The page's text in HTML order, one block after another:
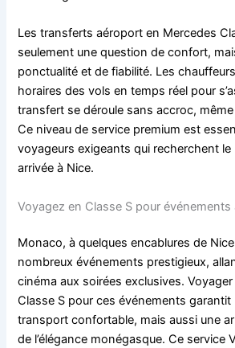
Les transferts aéroport en Mercedes
seulement une question de confort,
ponctualité et de fiabilité. Les
horaires des vols en temps réel pour
transfert se déroule sans accroc,
Ce niveau de service premium est
voyageurs exigeants qui recherchent le
arrivée à Nice.
Voyagez en Classe S pour événements
Monaco, à quelques encablures de
nombreux événements prestigieux,
cinéma aux soirées exclusives.
Classe S pour ces événements
transport confortable, mais aussi une
de l’élégance monégasque. Ce service